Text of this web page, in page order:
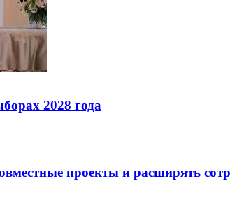
2028 года
проекты и расширять